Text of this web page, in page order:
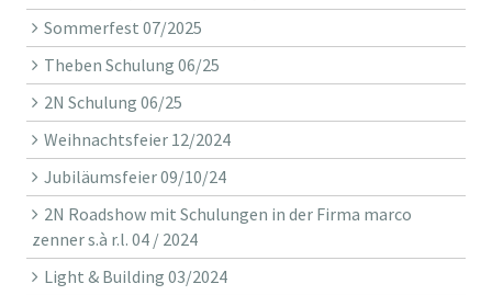
Sommerfest 07/2025
Theben Schulung 06/25
2N Schulung 06/25
Weihnachtsfeier 12/2024
Jubiläumsfeier 09/10/24
2N Roadshow mit Schulungen in der Firma marco
zenner s.à r.l. 04 / 2024
Light & Building 03/2024